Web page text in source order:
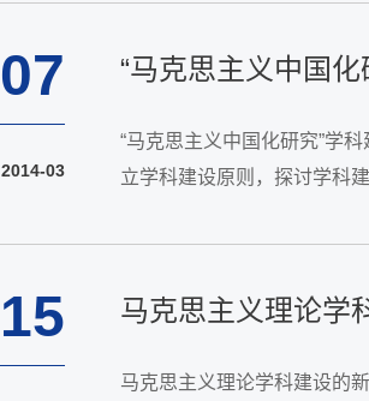
07
2014-03
“马克思主义中国
“马克思主义中国化研究”学
立学科建设原则，探讨学科
15 马克思主义理论学
马克思主义理论学科建设的